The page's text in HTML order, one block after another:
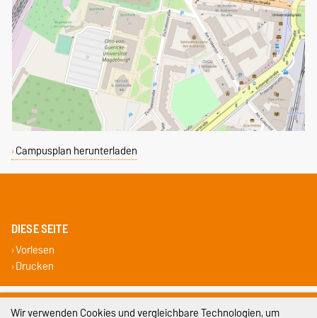
Campusplan herunterladen
DIESE SEITE
Vorlesen
Drucken
Impressum
Wir verwenden Cookies und vergleichbare Technologien, um